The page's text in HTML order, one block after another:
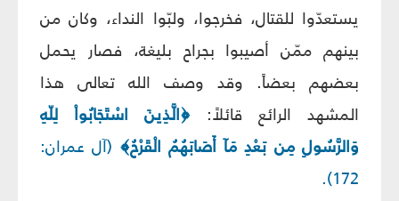
يستعدّوا للقتال، فخرجوا، ولبّوا النداء، وكان من
بينهم ممّن أصيبوا بجراح بليغة، فصار يحمل
بعضهم بعضاً. وقد وصف الله تعالى هذا
المشهد الرائع قائلاً:﴿الَّذِينَ اسْتَجَابُواْ لِلّهِ
وَالرَّسُولِ مِن بَعْدِ مَآ أَصَابَهُمُ الْقَرْحُ﴾ (آل عمران:
172).